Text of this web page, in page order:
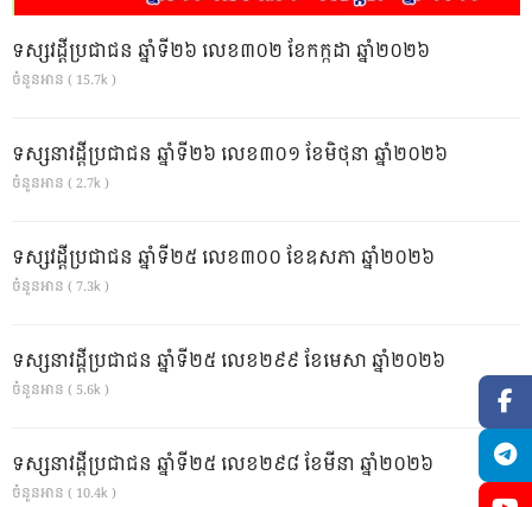
ទស្សវដ្តីប្រជាជន ឆ្នាំទី២៦ លេខ៣០២ ខែកក្កដា ឆ្នាំ២០២៦
ចំនួនអាន ( 15.7k )
ទស្សនាវដ្ដីប្រជាជន ឆ្នាំទី២៦ លេខ៣០១ ខែមិថុនា ឆ្នាំ២០២៦
ចំនួនអាន ( 2.7k )
ទស្សវដ្តីប្រជាជន ឆ្នាំទី២៥ លេខ៣០០ ខែឧសភា ឆ្នាំ២០២៦
ចំនួនអាន ( 7.3k )
ទស្សនាវដ្ដីប្រជាជន ឆ្នាំទី២៥ លេខ២៩៩ ខែមេសា ឆ្នាំ២០២៦
ចំនួនអាន ( 5.6k )
ទស្សនាវដ្ដីប្រជាជន ឆ្នាំទី២៥ លេខ២៩៨ ខែមីនា ឆ្នាំ២០២៦
ចំនួនអាន ( 10.4k )